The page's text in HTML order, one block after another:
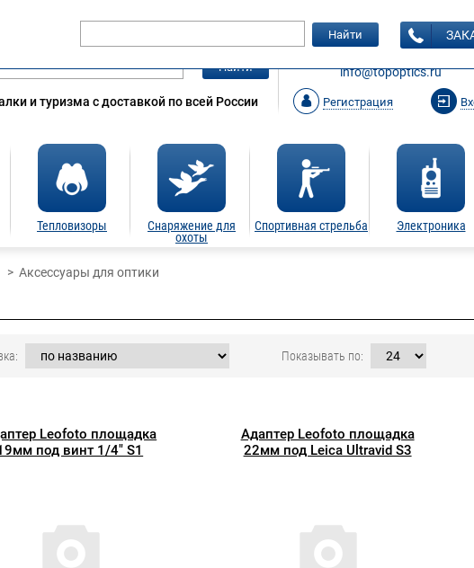
Найти
и туризма с доставкой по всей России
ЗАКАЗАТЬ ЗВОНОК
info@topoptics.ru
Регистрация
Тепловизоры
Снаряжение для
охоты
Спортивная стрельба Электроника
Найти
Аксессуары для оптики
Показывать по:
Leofoto площадка
под винт 1/4" S1
Адаптер Leofoto площадка
22мм под Leica Ultravid S3